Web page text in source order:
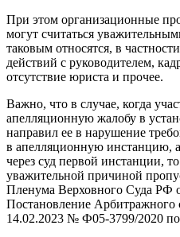
При этом организационные
могут считаться
таковым относятся, в
действий с руководителем,
отсутствие юриста и прочее.
Важно, что в случае, когда
апелляционную жалобу в
направил ее в нарушение
в апелляционную инстанцию,
через суд первой инстанции, то
уважительной причиной
Пленума Верховного Суда РФ
Постановление Арбитражного
14.02.2023 № Ф05-3799/2020